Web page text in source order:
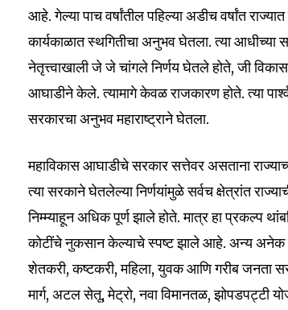
Join our community
SUBSCRIBERS and be
of the conversation.
आहे. गेल्या पाच वर्षांतील पहिल्या अडीच वर्षांत
कार्यकाळात स्थगितीचा अनुभव घेतला. त्या
नेतृत्त्वाखाली जे जे चांगले निर्णय घेतले होते, जी
आघाडीने केले. त्यामागे केवळ राजकारण होते. त्या
सरकारचा अनुभव महाराष्ट्राने घेतला.
महाविकास आघाडीचे सरकार सत्तेवर असताना
त्या सरकाने घेतलेल्या निर्णयांमुळे सर्वच क्षेत्रांत
निम्म्याहून अधिक पूर्ण झाले होते. मात्र हा प्रकल्प
कोटींचे नुकसान केल्याचे स्पष्ट झाले आहे. अन्य अनेक
शेतकरी, कष्टकरी, महिला, युवक आणि गरीब जनता
मार्ग, अटल सेतू, मेट्रो, नवा विमानतळ,